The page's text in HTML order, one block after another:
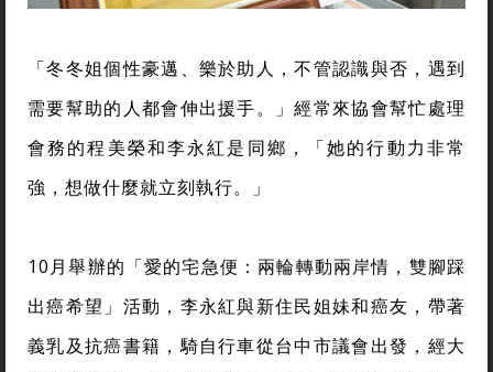
「冬冬姐個性豪邁、樂於助人，不管認識與否，遇到
需要幫助的人都會伸出援手。」經常來協會幫忙處理
會務的程美榮和李永紅是同鄉，「她的行動力非常
強，想做什麼就立刻執行。」
10月舉辦的「愛的宅急便：兩輪轉動兩岸情，雙腳踩
出癌希望」活動，李永紅與新住民姐妹和癌友，帶著
義乳及抗癌書籍，騎自行車從台中市議會出發，經大